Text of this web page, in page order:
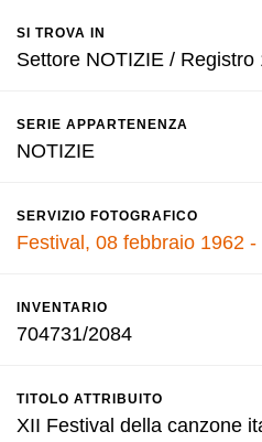
SI TROVA IN
Settore NOTIZIE / Registro
SERIE APPARTENENZA
NOTIZIE
SERVIZIO FOTOGRAFICO
Festival, 08 febbraio 1962
INVENTARIO
704731/2084
TITOLO ATTRIBUITO
XII Festival della canzone